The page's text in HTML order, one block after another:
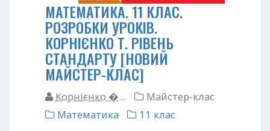
МАТЕМАТИКА. 11 КЛАС.
РОЗРОБКИ УРОКІВ.
КОРНІЄНКО Т. РІВЕНЬ
СТАНДАРТУ [НОВИЙ
МАЙСТЕР-КЛАС]
Корнієнко �...
Майстер-клас
Математика
11 клас